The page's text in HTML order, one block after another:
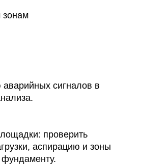
зонам
сигналов в
проверить
аспирацию и зоны
фундаменту.